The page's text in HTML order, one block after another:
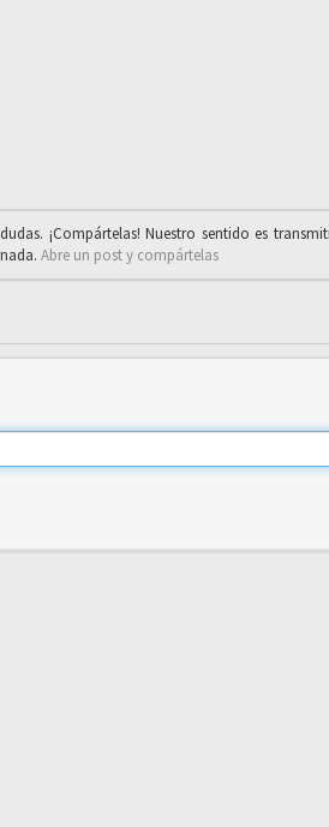
¡Compártelas! Nuestro sentido es
Abre un post y compártelas